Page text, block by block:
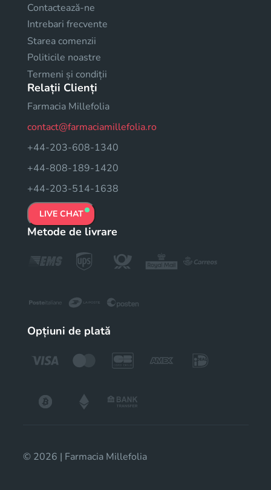
Contactează-ne
Intrebari frecvente
Starea comenzii
Politicile noastre
Termeni și condiții
Relații Clienți
Farmacia Millefolia
contact@farmaciamillefolia.ro
+44-203-608-1340
+44-808-189-1420
+44-203-514-1638
LIVE CHAT
Metode de livrare
Opțiuni de plată
© 2026 | Farmacia Millefolia